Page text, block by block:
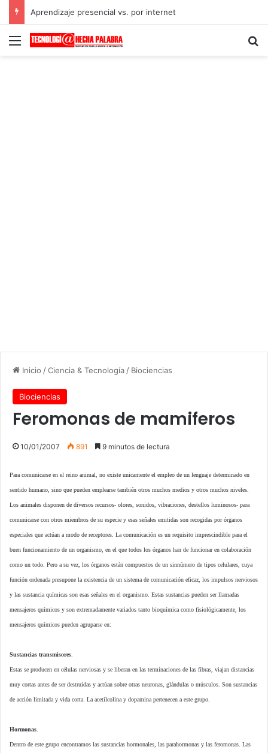
Aprendizaje presencial vs. por internet
Menú
Inicio /Ciencia & Tecnología / Biociencias
Biociencias
Feromonas de mamiferos
10/01/2007 891 9 minutos de lectura
Para comunicarse en el reino animal, no existe unicamente el empleo de un lenguaje determinado en
sentido humano, sino que pueden emplearse también otros muchos medios y otros muchos niveles.
Los animales disponen de diversos recursos- olores, sonidos, vibraciones, destellos luminosos- para
comunicarse con otros miembros de su especie y esas señales emitidas son recogidas por órganos
especiales que actúan a modo de receptores. La comunicación es un requisito imprescindible para el
buen funcionamiento de un organismo, en el que todos los órganos han de funcionar en colaboración
como un todo. Pero a su vez, los órganos están compuestos de un sinnúmero de tipos celulares, cuya
función ordenada presupone la existencia de un sistema de comunicación eficaz, los impulsos nerviosos
y las sustancia químicas son esas señales en el organismo. Estas sustancias pueden ser llamadas
mensajeros químicos y son extremadamente variados tanto bioquímica como fisiológicamente, los
mensajeros químicos pueden agruparse en:
Sustancias transmisores
Estas se producen en células nerviosas y se liberan en las terminaciones de las fibras, viajan distancias
muy cortas antes de ser destruidas y actúan sobre otras neuronas, glándulas o músculos. Son sustancias
de acción limitada y vida corta. La acetilcolina y dopamina pertenecen a este grupo.
Hormonas
Dentro de este grupo encontramos las sustancias hormonales, las parahormonas y las feromonas. Las